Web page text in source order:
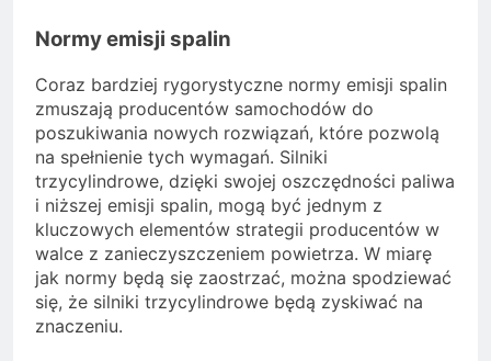
Normy emisji spalin
Coraz bardziej rygorystyczne normy emisji spalin
zmuszają producentów samochodów do
poszukiwania nowych rozwiązań, które pozwolą
na spełnienie tych wymagań. Silniki
trzycylindrowe, dzięki swojej oszczędności paliwa
i niższej emisji spalin, mogą być jednym z
kluczowych elementów strategii producentów w
walce z zanieczyszczeniem powietrza. W miarę
jak normy będą się zaostrzać, można spodziewać
się, że silniki trzycylindrowe będą zyskiwać na
znaczeniu.